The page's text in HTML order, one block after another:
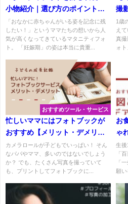
小物紹介｜選び方のポイントに
ついて解説
「おなかに赤ちゃんがいる姿を記念に残
したい！」というママたちの想いから人
気が高くなってきているマタニティフォ
ト。 「妊娠期」の姿は本当に貴重...
撮
1歳
え
真撮
ォ
おすすめツール・サービス
忙しいママにはフォトブックが
おすすめ【メリット・デメリッ
ト】
カメラロールが子どもでいっぱい！ そん
なパパやママ、多いのではないでしょう
か？ でも、たくさん写真を撮っていて
も、プリントしてフォトブックに...
お
ゃ
イ
生後
「
「
願